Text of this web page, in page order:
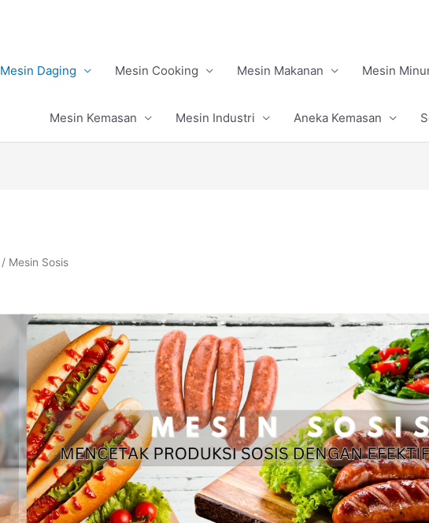
Mesin Daging Mesin Cooking Mesin Makanan Mesin
Mesin Kemasan Mesin Industri Aneka Kemasan
/ Mesin Sosis